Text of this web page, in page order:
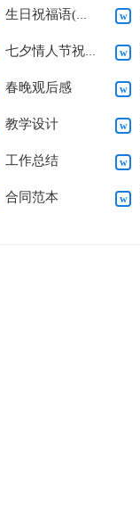
生日祝福语(精选15篇)
七夕情人节祝福语汇编15篇
春晚观后感
教学设计
工作总结
合同范本